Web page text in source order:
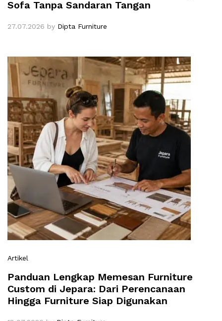
Sofa Tanpa Sandaran Tangan
27.07.2026 by Dipta Furniture
Artikel
Panduan Lengkap Memesan Furniture
Custom di Jepara: Dari Perencanaan
Hingga Furniture Siap Digunakan